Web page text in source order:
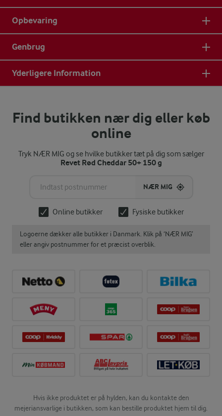
Opbevaring
Genbrug
Yderligere Information
Find butikken nær dig eller køb
online
Tryk NÆR MIG og se hvilke butikker tæt på dig som sælger
Revet Rød Cheddar 50+ 150 g
NÆR MIG
Online butikker Fysiske butikker
Logoerne dækker alle butikker i Danmark. Klik på ‘NÆR MIG’
eller angiv postnummer for et præcist overblik.
Hvis ikke produktet er på hylden, kan du kontakte den
mejeriansvarlige i butikken, som kan bestille produktet hjem til dig.